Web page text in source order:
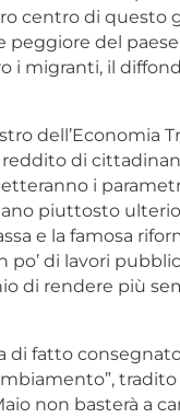
centro di questo
del
i migranti, il
dell’Economia
di
i
piuttosto
e la famosa
po’ di lavori
di rendere più
di fatto
tradito
non basterà a